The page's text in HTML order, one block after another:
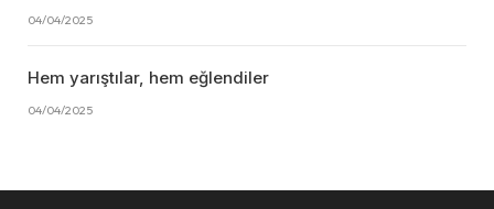
04/04/2025
Hem yarıştılar, hem eğlendiler
04/04/2025